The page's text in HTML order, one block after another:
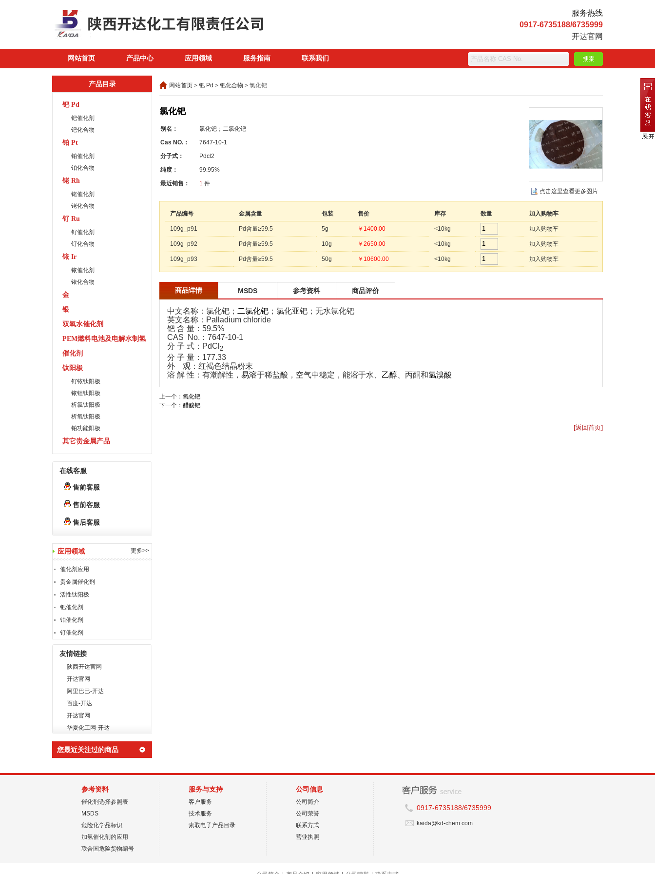
服务热线
0917-6735188/6735999
开达官网
网站首页 产品中心 应用领域 服务指南 联系我们
产品目录
钯 Pd
钯催化剂
钯化合物
铂 Pt
铂催化剂
铂化合物
铑 Rh
铑催化剂
铑化合物
钌 Ru
钌催化剂
钌化合物
铱 Ir
铱催化剂
铱化合物
金
银
双氧水催化剂
PEM燃料电池及电解水制氢
催化剂
钛阳极
钌铱钛阳极
铱钽钛阳极
析氯钛阳极
析氧钛阳极
铂功能阳极
其它贵金属产品
在线客服
售前客服
售前客服
售后客服
应用领域 更多>>
催化剂应用
贵金属催化剂
活性钛阳极
钯催化剂
铂催化剂
钌催化剂
友情链接
陕西开达官网
开达官网
阿里巴巴-开达
百度-开达
开达官网
华夏化工网-开达
您最近关注过的商品
网站首页 > 钯 Pd > 钯化合物 > 氯化钯
点击这里查看更多图片
氯化钯
别名：
氯化钯；二氯化钯
Cas NO.：
7647-10-1
分子式：
Pdcl2
纯度：
99.95%
最近销售：
1 件
产品编号 金属含量 包装 售价 库存 数量 加入购物车
109g_p91 Pd含量≥59.5 5g ￥ 1400.00 <10kg 加入购物车
109g_p92 Pd含量≥59.5 10g ￥ 2650.00 <10kg 加入购物车
109g_p93 Pd含量≥59.5 50g ￥ 10600.00 <10kg 加入购物车
商品详情 MSDS 参考资料 商品评价
中文名称 ：氯化钯； 二氯化钯 ；氯化亚钯；无水氯化钯
英文名称：Palladium chloride
钯 含 量：59.5%
CAS No.：7647-10-1
分 子 式：PdCl 2
分 子 量： 177.33
外 观：红褐色结晶粉末
溶 解 性：有潮解性， 易溶于稀盐酸，空气中稳定，能溶于水、 乙醇 、丙酮和氢溴酸
上一个： 氧化钯
下一个： 醋酸钯
[返回首页]
参考资料
催化剂选择参照表
MSDS
危险化学品标识
加氢催化剂的应用
联合国危险货物编号
服务与支持
客户服务
技术服务
索取电子产品目录
公司信息
公司简介
公司荣誉
联系方式
营业执照
0917-6735188/6735999
kaida@kd-chem.com